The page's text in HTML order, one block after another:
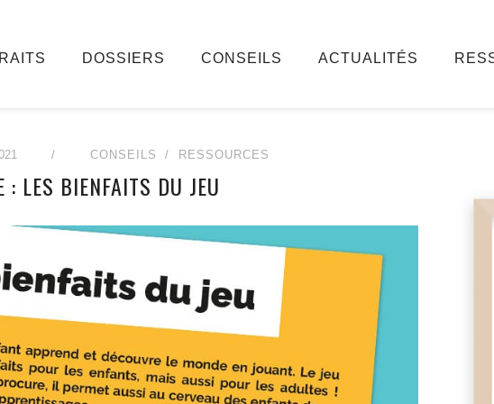
DOSSIERS CONSEILS ACTUALITÉS
/ CONSEILS RESSOURCES
: LES BIENFAITS DU JEU